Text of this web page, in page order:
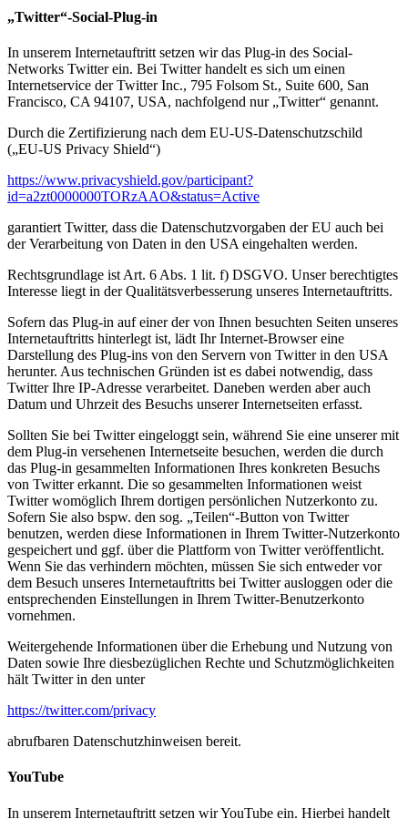
„Twitter“-Social-Plug-in
In unserem Internetauftritt setzen wir das Plug-in des Social-
Networks Twitter ein. Bei Twitter handelt es sich um einen
Internetservice der Twitter Inc., 795 Folsom St., Suite 600, San
Francisco, CA 94107, USA, nachfolgend nur „Twitter“ genannt.
Durch die Zertifizierung nach dem EU-US-Datenschutzschild
(„EU-US Privacy Shield“)
https://www.privacyshield.gov/participant?
id=a2zt0000000TORzAAO&status=Active
garantiert Twitter, dass die Datenschutzvorgaben der EU auch bei
der Verarbeitung von Daten in den USA eingehalten werden.
Rechtsgrundlage ist Art. 6 Abs. 1 lit. f) DSGVO. Unser berechtigtes
Interesse liegt in der Qualitätsverbesserung unseres Internetauftritts.
Sofern das Plug-in auf einer der von Ihnen besuchten Seiten unseres
Internetauftritts hinterlegt ist, lädt Ihr Internet-Browser eine
Darstellung des Plug-ins von den Servern von Twitter in den USA
herunter. Aus technischen Gründen ist es dabei notwendig, dass
Twitter Ihre IP-Adresse verarbeitet. Daneben werden aber auch
Datum und Uhrzeit des Besuchs unserer Internetseiten erfasst.
Sollten Sie bei Twitter eingeloggt sein, während Sie eine unserer mit
dem Plug-in versehenen Internetseite besuchen, werden die durch
das Plug-in gesammelten Informationen Ihres konkreten Besuchs
von Twitter erkannt. Die so gesammelten Informationen weist
Twitter womöglich Ihrem dortigen persönlichen Nutzerkonto zu.
Sofern Sie also bspw. den sog. „Teilen“-Button von Twitter
benutzen, werden diese Informationen in Ihrem Twitter-Nutzerkonto
gespeichert und ggf. über die Plattform von Twitter veröffentlicht.
Wenn Sie das verhindern möchten, müssen Sie sich entweder vor
dem Besuch unseres Internetauftritts bei Twitter ausloggen oder die
entsprechenden Einstellungen in Ihrem Twitter-Benutzerkonto
vornehmen.
Weitergehende Informationen über die Erhebung und Nutzung von
Daten sowie Ihre diesbezüglichen Rechte und Schutzmöglichkeiten
hält Twitter in den unter
https://twitter.com/privacy
abrufbaren Datenschutzhinweisen bereit.
YouTube
In unserem Internetauftritt setzen wir YouTube ein. Hierbei handelt